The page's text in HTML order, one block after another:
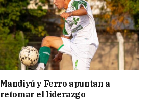
Mandiyú y Ferro apuntan a
retomar el liderazgo